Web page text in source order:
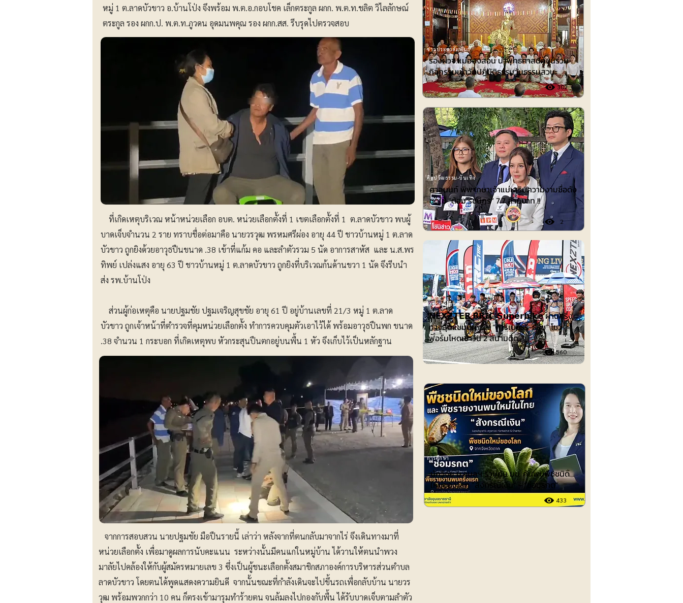
หมู่ 1 ต.ลาดบัวขาว อ.บ้านโป่ง จึงพร้อม พ.ต.อ.กอบโชค เล็กตระกูล ผกก. พ.ต.ท.ชลิต วิไลลักษณ์
ตระกูล รอง ผกก.ป. พ.ต.ท.ภูวดน อุดมนพคุณ รอง ผกก.สส. รีบรุดไปตรวจสอบ
ที่เกิดเหตุบริเวณ หน้าหน่วยเลือก อบต. หน่วยเลือกตั้งที่ 1 เขตเลือกตั้งที่ 1 ต.ลาดบัวขาว พบผู้
บาดเจ็บจำนวน 2 ราย ทราบชื่อต่อมาคือ นายวรวุฒ พรหมศรีผ่อง อายุ 44 ปี ชาวบ้านหมู่ 1 ต.ลาด
บัวขาว ถูกยิงด้วยอาวุธปืนขนาด .38 เข้าที่แก้ม คอ และลำตัวรวม 5 นัด อาการสาหัส และ น.ส.พร
ทิพย์ เปล่งแสง อายุ 63 ปี ชาวบ้านหมู่ 1 ต.ลาดบัวขาว ถูกยิงที่บริเวณก้นด้านขวา 1 นัด จึงรีบนำ
ส่ง รพ.บ้านโป่ง
ส่วนผู้ก่อเหตุคือ นายปฐมชัย ปฐมเจริญสุขชัย อายุ 61 ปี อยู่บ้านเลขที่ 21/3 หมู่ 1 ต.ลาด
บัวขาว ถูกเจ้าหน้าที่ตำรวจที่คุมหน่วยเลือกตั้ง ทำการควบคุมตัวเอาไว้ได้ พร้อมอาวุธปืนพก ขนาด
.38 จำนวน 1 กระบอก ที่เกิดเหตุพบ หัวกระสุนปืนตกอยู่บนพื้น 1 หัว จึงเก็บไว้เป็นหลักฐาน
จากการสอบสวน นายปฐมชัย มือปืนรายนี้ เล่าว่า หลังจากที่ตนกลับมาจากไร่ จึงเดินทางมาที่
หน่วยเลือกตั้ง เพื่อมาดูผลการนับคะแนน ระหว่างนั้นมีคนแก่ในหมู่บ้าน ได้วานให้ตนนำพวง
มาลัยไปคล้องให้กับผู้สมัครหมายเลข 3 ซึ่งเป็นผู้ชนะเลือกตั้งสมาชิกสภาองค์การบริหารส่วนตำบล
ลาดบัวขาว โดยตนได้พูดแสดงความยินดี จากนั้นขณะที่กำลังเดินจะไปขึ้นรถเพื่อกลับบ้าน นายวร
วุฒ พร้อมพวกกว่า 10 คน ก็ตรงเข้ามารุมทำร้ายตน จนล้มลงไปกองกับพื้น ได้รับบาดเจ็บตามลำตัว
รองผวจ.แม่ฮ่องสอน นำพุทธศาสนิกชนร่วม
กิจกรรมเข้าวัดปฏิบัติธรรมวันธรรมสวนะ
302
ข่าวประชาสัมพันธ์
ศาลนนท์ พิพากษาเจ้าแม่เสริมความงามชื่อดัง
ชดใช้ ”ต้อม รัชนีกร“ 7.7 ล้านบาท !!
2
ศิลปวัฒธรรม-บันเทิง
ไอที-ยานยนต์
𝗡𝗘𝗫𝗭𝗧𝗘𝗥 𝗕𝗥𝗜𝗖 𝗦𝘂𝗽𝗲𝗿𝗯𝗶𝗸𝗲 ผ่านครึ่ง
ทางลุ้นแชมป์เดือด! “คาร์เบอร์รี-ธนัช” โชว์
ฟอร์มโหดเข้าวิน 2 สนามติด
560
การศึกษา
นักวิจัย ม.อุบลฯ ร่วมกับ มข. ค้นพบพืชชนิด
ใหม่ของโลก “สังกรณีเงิน” - “ช่อมรกต”
433